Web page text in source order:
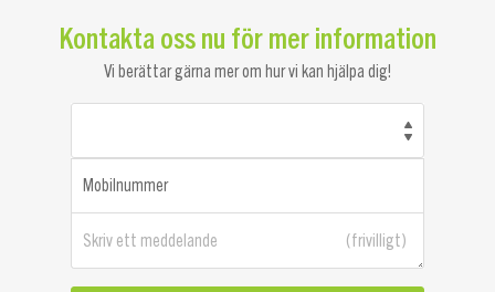
Kontakta oss nu för mer information
Vi berättar gärna mer om hur vi kan hjälpa dig!
Mobilnummer
Skriv ett meddelande